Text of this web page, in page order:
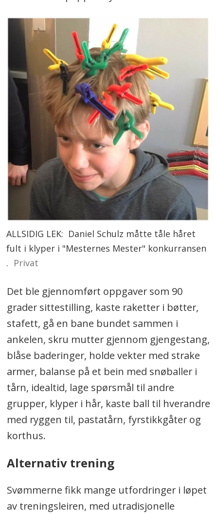
ALLSIDIG LEK: Daniel Schulz måtte tåle håret
fult i klyper i "Mesternes Mester" konkurransen
. Privat
Det ble gjennomført oppgaver som 90
grader sittestilling, kaste raketter i bøtter,
stafett, gå en bane bundet sammen i
ankelen, skru mutter gjennom gjengestang,
blåse baderinger, holde vekter med strake
armer, balanse på et bein med snøballer i
tårn, idealtid, lage spørsmål til andre
grupper, klyper i hår, kaste ball til hverandre
med ryggen til, pastatårn, fyrstikkgåter og
korthus.
Alternativ trening
Svømmerne fikk mange utfordringer i løpet
av treningsleiren, med utradisjonelle